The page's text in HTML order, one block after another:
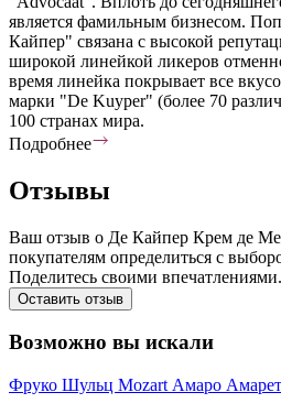
является фамильным бизнесом.
Кайпер" связана с высокой
широкой линейкой ликеров
время линейка покрывает все
марки "De Kuyper" (более 70
100 странах мира.
Подробнее
Отзывы
Ваш отзыв о Де Кайпер Крем де
покупателям определиться с
Поделитесь своими впечатлениями.
Оставить отзыв
Возможно вы искали
Фруко Шульц Mozart Амаро